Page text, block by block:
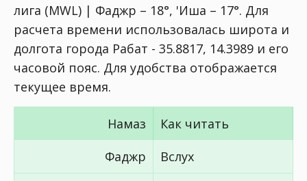
лига (MWL) | Фаджр – 18°, 'Иша – 17°. Для
расчета времени использовалась широта и
долгота города Рабат - 35.8817, 14.3989 и его
часовой пояс. Для удобства отображается
текущее время.
Намаз
Как читать
Фаджр
Вслух